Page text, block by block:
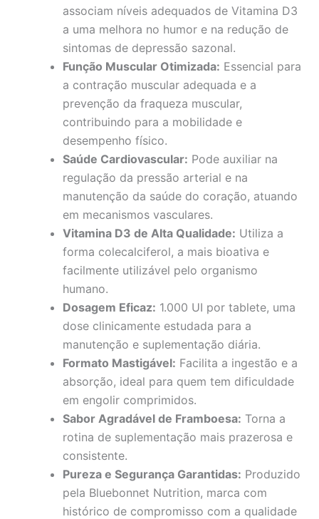
associam níveis adequados de Vitamina D3
a uma melhora no humor e na redução de
sintomas de depressão sazonal.
Função Muscular Otimizada: Essencial para
a contração muscular adequada e a
prevenção da fraqueza muscular,
contribuindo para a mobilidade e
desempenho físico.
Saúde Cardiovascular: Pode auxiliar na
regulação da pressão arterial e na
manutenção da saúde do coração, atuando
em mecanismos vasculares.
Vitamina D3 de Alta Qualidade: Utiliza a
forma colecalciferol, a mais bioativa e
facilmente utilizável pelo organismo
humano.
Dosagem Eficaz: 1.000 UI por tablete, uma
dose clinicamente estudada para a
manutenção e suplementação diária.
Formato Mastigável: Facilita a ingestão e a
absorção, ideal para quem tem dificuldade
em engolir comprimidos.
Sabor Agradável de Framboesa: Torna a
rotina de suplementação mais prazerosa e
consistente.
Pureza e Segurança Garantidas: Produzido
pela Bluebonnet Nutrition, marca com
histórico de compromisso com a qualidade